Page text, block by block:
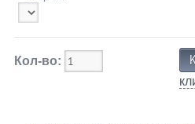
Кол-во: